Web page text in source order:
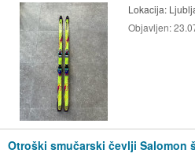
Lokacija:
Objavljen:
Otroški smučarski čevlji Salomon